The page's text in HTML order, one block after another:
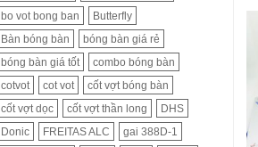
bo vot bong ban
Butterfly
Bàn bóng bàn
bóng bàn giá rẻ
bóng bàn giá tốt
combo bóng bàn
cotvot
cot vot
cốt vợt bóng bàn
cốt vợt dọc
cốt vợt thần long
DHS
Donic
FREITAS ALC
gai 388D-1